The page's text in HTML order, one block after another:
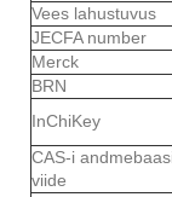
Vees lahustuvus
JECFA number
Merck
BRN
InChiKey
CAS-i
viide